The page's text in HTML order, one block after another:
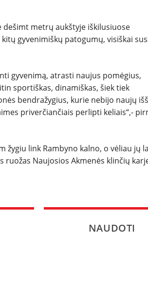
dešimt metrų aukštyje iškilusiuose
gyvenimiškų patogumų, visiškai
gyvenimą, atrasti naujus pomėgius,
sportiškas, dinamiškas, šiek tiek
bendražygius, kurie nebijo naujų
priverčiančiais perlipti keliais“,-
žygiu link Rambyno kalno, o vėliau jų
Naujosios Akmenės klinčių
NAUDOTI